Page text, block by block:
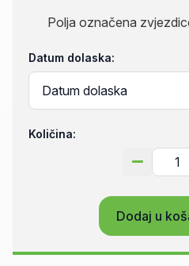
Polja označena
Datum dolaska:
Količina:
Dodaj u